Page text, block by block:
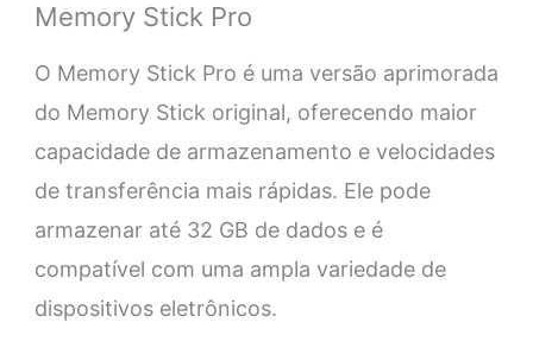
Memory Stick Pro
O Memory Stick Pro é uma versão aprimorada
do Memory Stick original, oferecendo maior
capacidade de armazenamento e velocidades
de transferência mais rápidas. Ele pode
armazenar até 32 GB de dados e é
compatível com uma ampla variedade de
dispositivos eletrônicos.